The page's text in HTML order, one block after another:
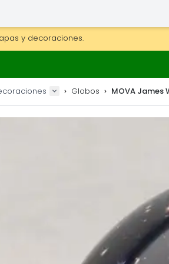
en pedidos de más de 250 €.
90 días para mapas de madera y
Globos MOVA